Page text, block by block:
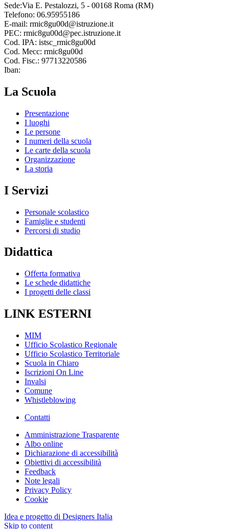
Sede:Via E. Pestalozzi, 5 - 00168 Roma (RM)
Telefono: 06.95955186
E-mail: rmic8gu00d@istruzione.it
PEC: rmic8gu00d@pec.istruzione.it
Cod. IPA: istsc_rmic8gu00d
Cod. Mecc: rmic8gu00d
Cod. Fisc.: 97713220586
Iban:
La Scuola
Presentazione
I luoghi
Le persone
I numeri della scuola
Le carte della scuola
Organizzazione
La storia
I Servizi
Personale scolastico
Famiglie e studenti
Percorsi di studio
Didattica
Offerta formativa
Le schede didattiche
I progetti delle classi
LINK ESTERNI
MIM
Ufficio Scolastico Regionale
Ufficio Scolastico Territoriale
Scuola in Chiaro
Iscrizioni On Line
Invalsi
Comune
Whistleblowing
Contatti
Amministrazione Trasparente
Albo online
Dichiarazione di accessibilità
Obiettivi di accessibilità
Feedback
Note legali
Privacy Policy
Cookie
Idea e progetto di Designers Italia
Skip to content